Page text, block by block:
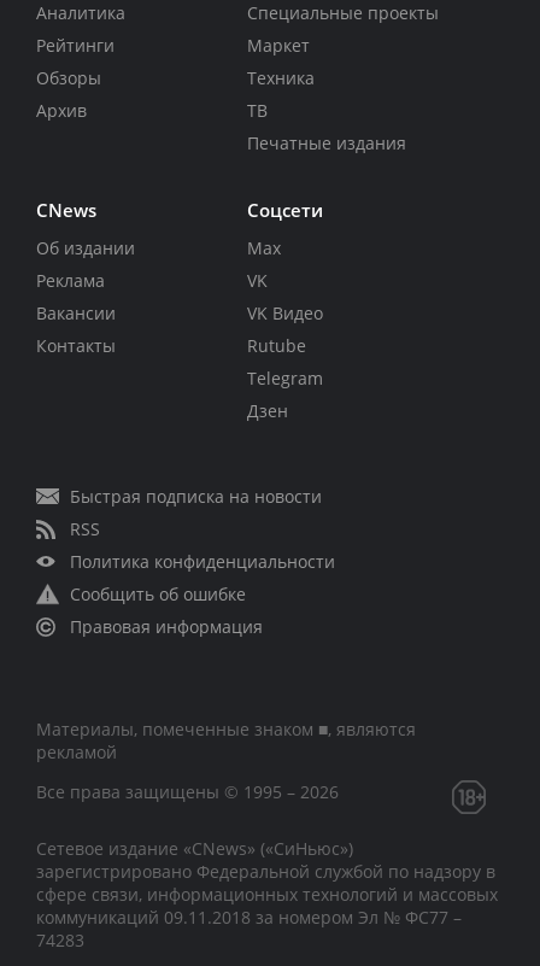
Аналитика
Рейтинги
Обзоры
Архив
Специальные проекты
Маркет
Техника
ТВ
Печатные издания
CNews
Об издании
Реклама
Вакансии
Контакты
Соцсети
Max
VK
VK Видео
Rutube
Telegram
Дзен
Быстрая подписка на новости
RSS
Политика конфиденциальности
Сообщить об ошибке
Правовая информация
Материалы, помеченные знаком ■, являются
рекламой
Все права защищены © 1995 – 2026
Сетевое издание «CNews» («СиНьюс»)
зарегистрировано Федеральной службой по надзору в
сфере связи, информационных технологий и массовых
коммуникаций 09.11.2018 за номером Эл № ФС77 –
74283